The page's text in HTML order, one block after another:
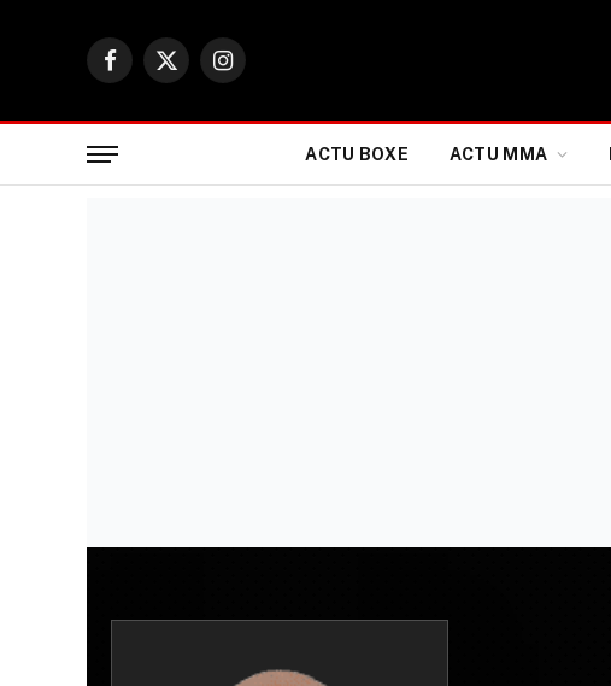
Facebook
X
Instagram
ACTU BOXE ACTU MMA